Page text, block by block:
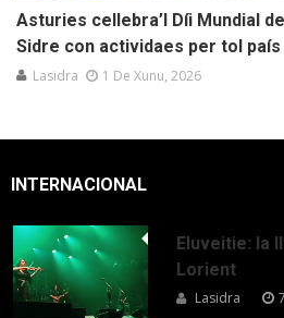
Asturies cellebra’l Díi Mundial
Sidre con actividaes per tol país
Lasidra 1 De Xunu, 2026
INTERNACIONAL
Eluveitie: la
Lorient
Lasidra